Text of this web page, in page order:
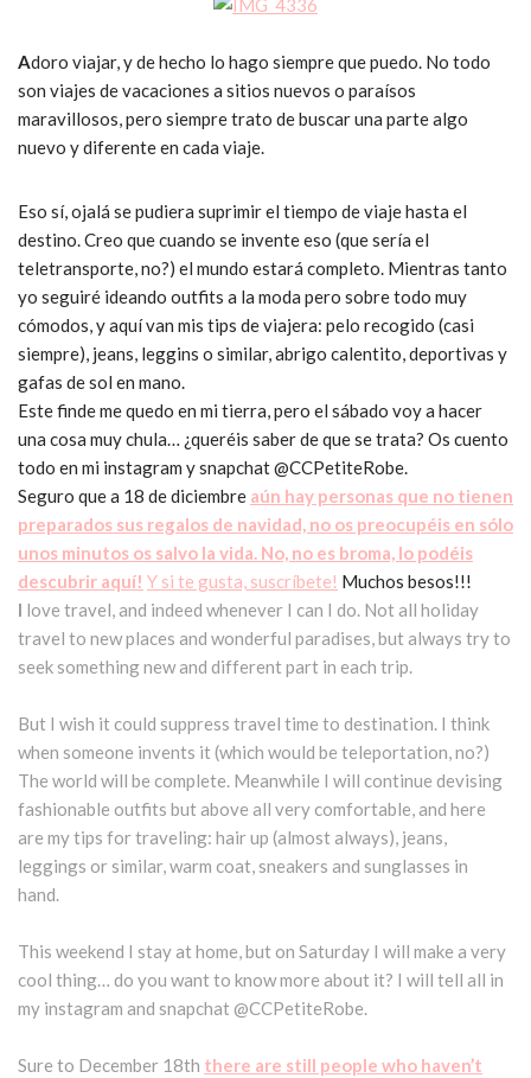
Adoro viajar, y de hecho lo hago siempre que puedo. No todo
son viajes de vacaciones a sitios nuevos o paraísos
maravillosos, pero siempre trato de buscar una parte algo
nuevo y diferente en cada viaje.
Eso sí, ojalá se pudiera suprimir el tiempo de viaje hasta el
destino. Creo que cuando se invente eso (que sería el
teletransporte, no?) el mundo estará completo. Mientras tanto
yo seguiré ideando outfits a la moda pero sobre todo muy
cómodos, y aquí van mis tips de viajera: pelo recogido (casi
siempre), jeans, leggins o similar, abrigo calentito, deportivas y
gafas de sol en mano.
Este finde me quedo en mi tierra, pero el sábado voy a hacer
una cosa muy chula… ¿queréis saber de que se trata? Os cuento
todo en mi instagram y snapchat @CCPetiteRobe.
Seguro que a 18 de diciembre aún hay personas que no tienen
preparados sus regalos de navidad, no os preocupéis en sólo
unos minutos os salvo la vida. No, no es broma, lo podéis
descubrir aquí! Y si te gusta, suscríbete! Muchos besos!!!
I love travel, and indeed whenever I can I do. Not all holiday
travel to new places and wonderful paradises, but always try to
seek something new and different part in each trip.
But I wish it could suppress travel time to destination. I think
when someone invents it (which would be teleportation, no?)
The world will be complete. Meanwhile I will continue devising
fashionable outfits but above all very comfortable, and here
are my tips for traveling: hair up (almost always), jeans,
leggings or similar, warm coat, sneakers and sunglasses in
hand.
This weekend I stay at home, but on Saturday I will make a very
cool thing… do you want to know more about it? I will tell all in
my instagram and snapchat @CCPetiteRobe.
Sure to December 18th there are still people who haven’t